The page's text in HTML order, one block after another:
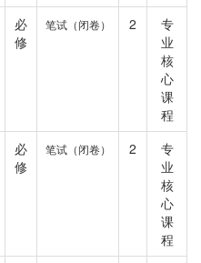
必
修
笔试（闭卷） 2
专
业
核
心
课
程
必
修
笔试（闭卷） 2
专
业
核
心
课
程